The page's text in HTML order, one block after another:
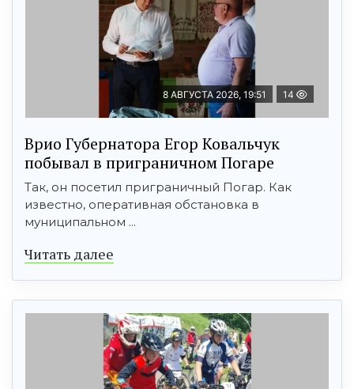
8 АВГУСТА 2026, 19:51 14
Врио Губернатора Егор Ковальчук
побывал в приграничном Погаре
Так, он посетил приграничный Погар. Как
известно, оперативная обстановка в
муниципальном ...
Читать далее